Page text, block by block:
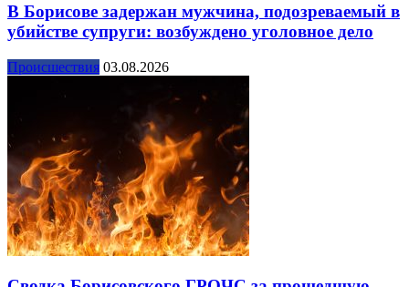
В Борисове задержан мужчина, подозреваемый в
убийстве супруги: возбуждено уголовное дело
Происшествия 03.08.2026